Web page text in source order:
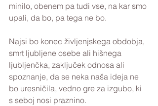
minilo, obenem pa tudi vse, na kar smo
upali, da bo, pa tega ne bo.
Najsi bo konec življenjskega obdobja,
smrt ljubljene osebe ali hišnega
ljubljenčka, zaključek odnosa ali
spoznanje, da se neka naša ideja ne
bo uresničila, vedno gre za izgubo, ki
s seboj nosi praznino.